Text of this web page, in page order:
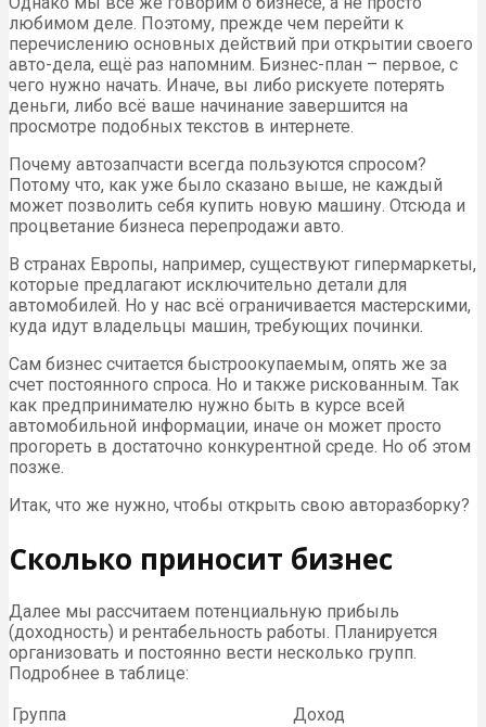
любимом деле. Поэтому, прежде чем перейти к
перечислению основных действий при открытии своего
авто-дела, ещё раз напомним. Бизнес-план – первое, с
чего нужно начать. Иначе, вы либо рискуете потерять
деньги, либо всё ваше начинание завершится на
просмотре подобных текстов в интернете.
Почему автозапчасти всегда пользуются спросом?
Потому что, как уже было сказано выше, не каждый
может позволить себя купить новую машину. Отсюда и
процветание бизнеса перепродажи авто.
В странах Европы, например, существуют гипермаркеты,
которые предлагают исключительно детали для
автомобилей. Но у нас всё ограничивается мастерскими,
куда идут владельцы машин, требующих починки.
Сам бизнес считается быстроокупаемым, опять же за
счет постоянного спроса. Но и также рискованным. Так
как предпринимателю нужно быть в курсе всей
автомобильной информации, иначе он может просто
прогореть в достаточно конкурентной среде. Но об этом
позже.
Итак, что же нужно, чтобы открыть свою авторазборку?
Сколько приносит бизнес
Далее мы рассчитаем потенциальную прибыль
(доходность) и рентабельность работы. Планируется
организовать и постоянно вести несколько групп.
Подробнее в таблице:
Группа
Доход